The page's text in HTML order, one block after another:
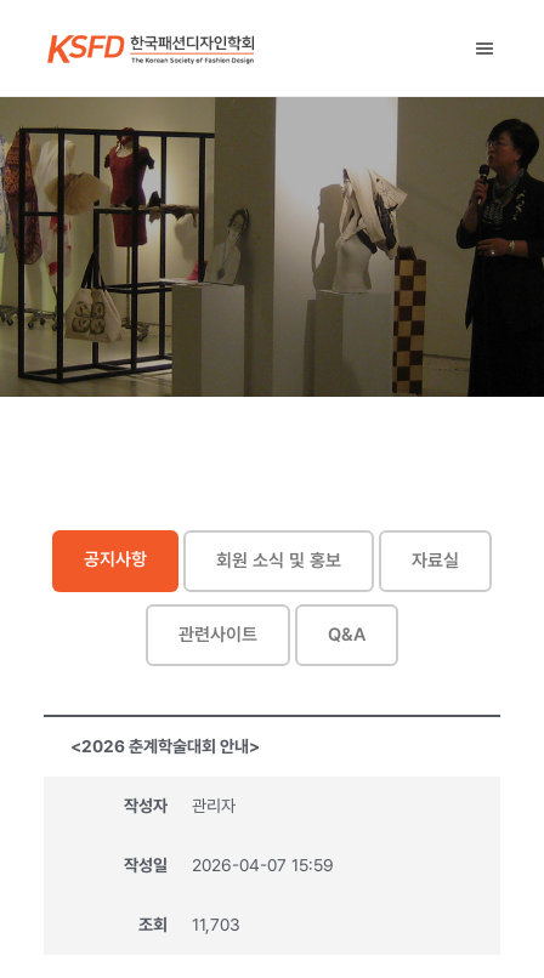
공지사항 회원 소식 및 홍보 자료실
관련사이트 Q&A
<2026 춘계학술대회 안내>
작성자 관리자
작성일 2026-04-07 15:59
조회 11,703